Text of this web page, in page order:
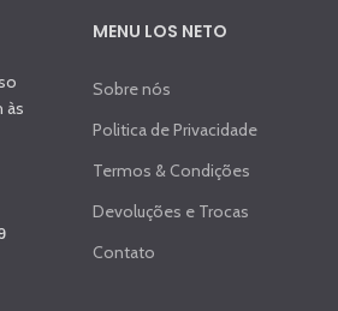
às
MENU LOS NETO
Sobre nós
Politica de Privacidade
Termos & Condições
Devoluções e Trocas
Contato